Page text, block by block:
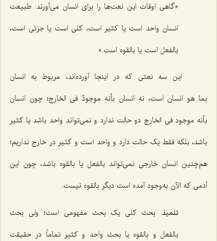
«گاهی اوقات این نعت‌ها را برای انسان می‌آورند: طبیعت
انسان واحد است یا کثیر است، کلی است یا جزئی است،
بالفعل است یا بالقوه است.»
این سه نعتی که در اینجا آورده‌اند، مربوط به انسان
بما هو انسان است، نه انسان بأنه موجودٌ فی الخارج؛ چون انسان
بأنه موجود فی الخارج دو حالت ندارد و نمی‌تواند واحد باشد یا کثیر
باشد، بلکه فقط یک حالت دارد و واحد است و کثیر در خارج نداریم؛
هم‌چنین انسان خارجی نمی‌تواند بالفعل یا بالقوه باشد، چون این
آدمی که الآن به‌وجود آمده است دیگر بالقوه نیست.
تلمیذ: بحث کلی یک بحث مفهومی است؛ ولی بحث
بالفعل و بالقوه یا بحث واحد و کثیر تماماً در حقیقت